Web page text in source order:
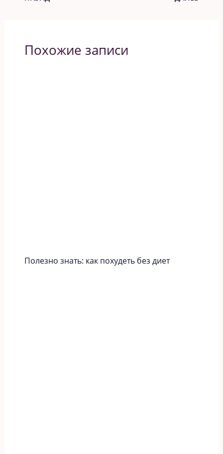
Похожие записи
Полезно знать: как похудеть без диет